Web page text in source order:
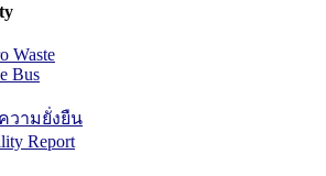
Waste
Bus
วามยั่งยืน
Report